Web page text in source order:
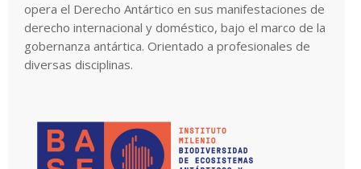
opera el Derecho Antártico en sus manifestaciones de
derecho internacional y doméstico, bajo el marco de la
gobernanza antártica. Orientado a profesionales de
diversas disciplinas.